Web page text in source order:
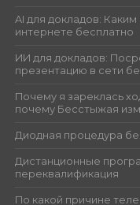
AI для докладов:
интернете бесплатно
ИИ для докладов:
презентацию в сети
Почему я зареклась
почему Бесстыжая
Диодная процедура
Дистанционные
переквалификация
По какой причине